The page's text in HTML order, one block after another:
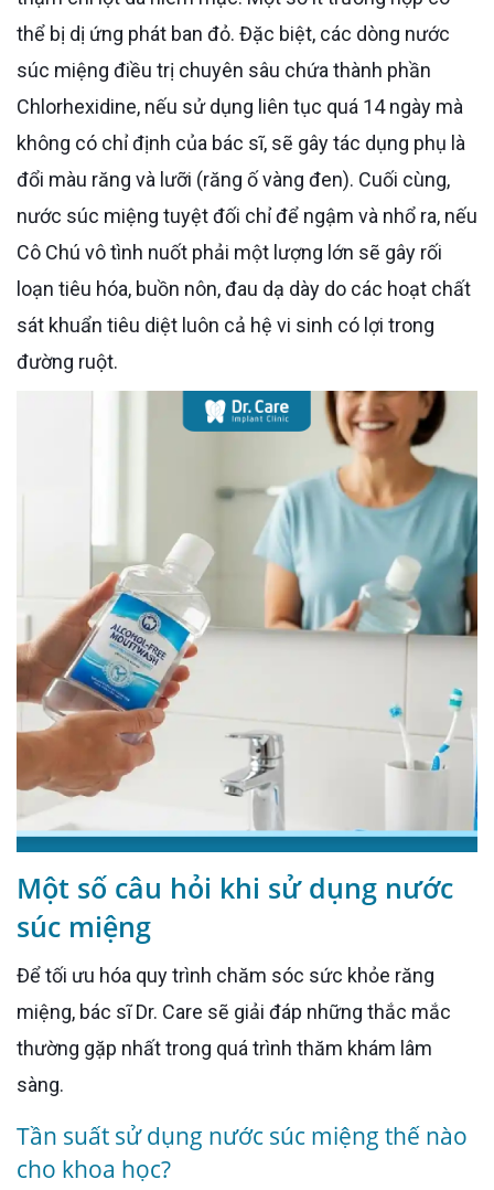
thể bị dị ứng phát ban đỏ. Đặc biệt, các dòng nước
súc miệng điều trị chuyên sâu chứa thành phần
Chlorhexidine, nếu sử dụng liên tục quá 14 ngày mà
không có chỉ định của bác sĩ, sẽ gây tác dụng phụ là
đổi màu răng và lưỡi (răng ố vàng đen). Cuối cùng,
nước súc miệng tuyệt đối chỉ để ngậm và nhổ ra, nếu
Cô Chú vô tình nuốt phải một lượng lớn sẽ gây rối
loạn tiêu hóa, buồn nôn, đau dạ dày do các hoạt chất
sát khuẩn tiêu diệt luôn cả hệ vi sinh có lợi trong
đường ruột.
Một số câu hỏi khi sử dụng nước
súc miệng
Để tối ưu hóa quy trình chăm sóc sức khỏe răng
miệng, bác sĩ Dr. Care sẽ giải đáp những thắc mắc
thường gặp nhất trong quá trình thăm khám lâm
sàng.
Tần suất sử dụng nước súc miệng thế nào
cho khoa học?